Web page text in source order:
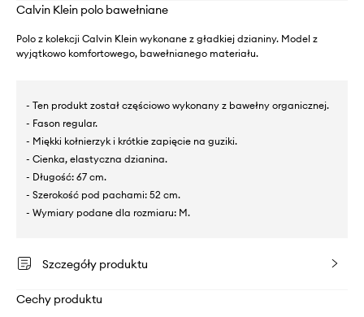
Calvin Klein polo bawełniane
Polo z kolekcji Calvin Klein wykonane z gładkiej dzianiny. Model z
wyjątkowo komfortowego, bawełnianego materiału.
- Ten produkt został częściowo wykonany z bawełny organicznej.
- Fason regular.
- Miękki kołnierzyk i krótkie zapięcie na guziki.
- Cienka, elastyczna dzianina.
- Długość: 67 cm.
- Szerokość pod pachami: 52 cm.
- Wymiary podane dla rozmiaru: M.
Szczegóły produktu
Cechy produktu